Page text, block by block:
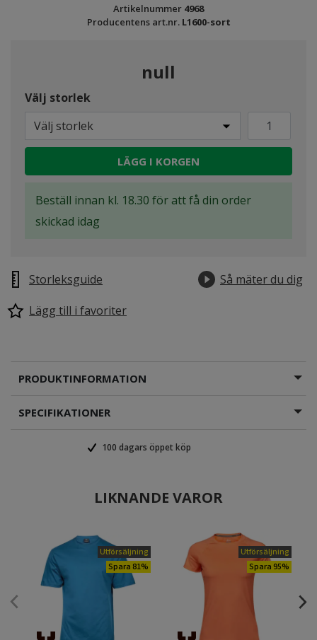
Artikelnummer 4968
Producentens art.nr. L1600-sort
null
Välj storlek
Välj storlek
LÄGG I KORGEN
Beställ innan kl. 18.30 för att få din order
skickad idag
Storleksguide
Så mäter du dig
Lägg till i favoriter
PRODUKTINFORMATION
SPECIFIKATIONER
100 dagars öppet köp
LIKNANDE VAROR
Utförsäljning
Spara 81%
Utförsäljning
Spara 95%